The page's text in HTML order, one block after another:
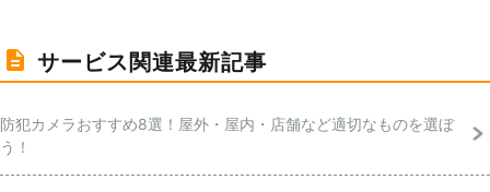
サービス関連最新記事
防犯カメラおすすめ8選！屋外・屋内・店舗など適切なものを選ぼ
う！